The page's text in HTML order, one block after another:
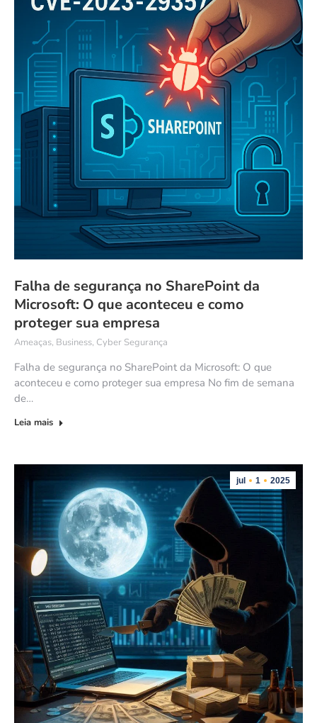
Falha de segurança no SharePoint da
Microsoft: O que aconteceu e como
proteger sua empresa
Ameaças, Business, Cyber Segurança
Falha de segurança no SharePoint da Microsoft: O que
aconteceu e como proteger sua empresa No fim de semana
de…
Leia mais
jul 1 2025